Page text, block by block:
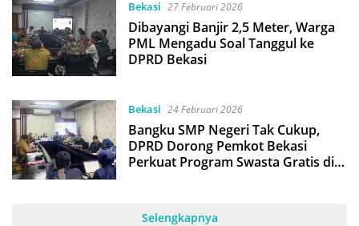
Bekasi 27 Februari 2026
Dibayangi Banjir 2,5 Meter, Warga
PML Mengadu Soal Tanggul ke
DPRD Bekasi
Bekasi 24 Februari 2026
Bangku SMP Negeri Tak Cukup,
DPRD Dorong Pemkot Bekasi
Perkuat Program Swasta Gratis di
Selengkapnya